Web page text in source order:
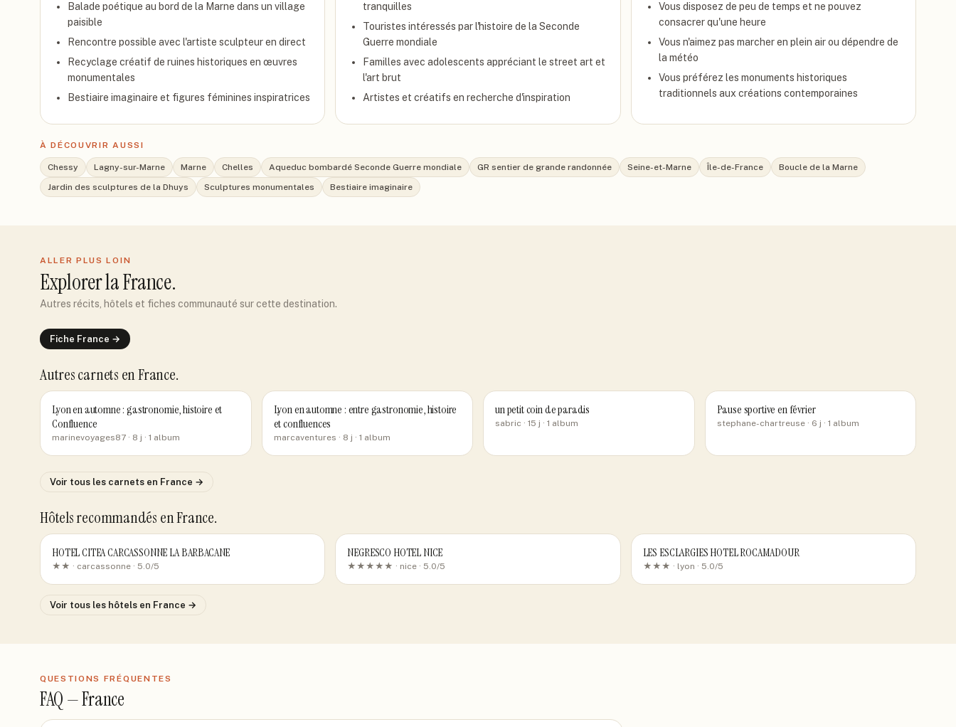
Balade poétique au bord de la Marne dans un village
paisible
Rencontre possible avec l'artiste sculpteur en direct
Recyclage créatif de ruines historiques en œuvres
monumentales
Bestiaire imaginaire et figures féminines inspiratrices
tranquilles
Touristes intéressés par l'histoire de la Seconde
Guerre mondiale
Familles avec adolescents appréciant le street art et
l'art brut
Artistes et créatifs en recherche d'inspiration
Vous disposez de peu de temps et ne pouvez
consacrer qu'une heure
Vous n'aimez pas marcher en plein air ou dépendre de
la météo
Vous préférez les monuments historiques
traditionnels aux créations contemporaines
À DÉCOUVRIR AUSSI
Chessy Lagny-sur-Marne Marne Chelles Aqueduc bombardé Seconde Guerre mondiale GR sentier de grande randonnée Seine-et-Marne Île-de-France
Boucle de la Marne
Jardin des sculptures de la Dhuys
Sculptures monumentales Bestiaire imaginaire
ALLER PLUS LOIN
Explorerla France.
Autres récits, hôtels et fiches communauté sur cette destination.
Fiche France →
Autres carnets en France.
Lyon en automne : gastronomie, histoire et
Confluence
marinevoyages87 · 8 j · 1 album
Lyon en automne : entre gastronomie, histoire
et confluences
marcaventures · 8 j · 1 album
un petit coin de paradis
sabric · 15 j · 1 album
Pause sportive en février
stephane-chartreuse· 6 j · 1 album
Voir tous les carnets en France →
Hôtels recommandés en France.
HOTEL CITEA CARCASSONNE LA BARBACANE
★★ · carcassonne · 5.0/5
NEGRESCO HOTEL NICE
★★★★★ · nice · 5.0/5
LES ESCLARGIES HOTEL ROCAMADOUR
★★★ · lyon · 5.0/5
Voir tous les hôtels en France →
QUESTIONS FRÉQUENTES
FAQ —France